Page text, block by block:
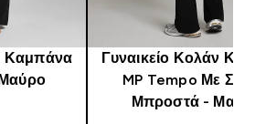
Καμπάνα
Γυναικείο Κολάν
MP Tempo Με
Μπροστά -